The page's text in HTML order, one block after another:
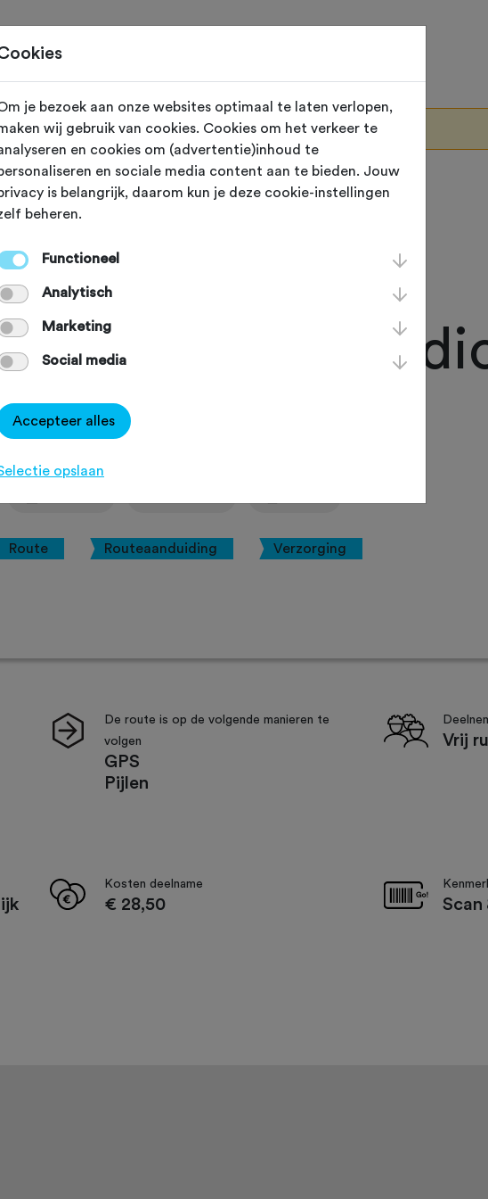
plaatsgevonden op 28-9-2025.
SEP 2025
Bianche
- Gijs
Route Routeaanduiding Verzorging
De route is op de volgende manieren te
volgen
GPS
Pijlen
Vrij
Kosten deelname
€ 28,50 Scan
je bezoek aan onze websites optimaal te laten verlopen,
wij gebruik van cookies. Cookies om het verkeer te
en cookies om (advertentie)inhoud te
en sociale media content aan te bieden. Jouw
is belangrijk, daarom kun je deze cookie-instellingen
beheren.
Functioneel
Analytisch
Marketing
Social media
Accepteer alles
opslaan